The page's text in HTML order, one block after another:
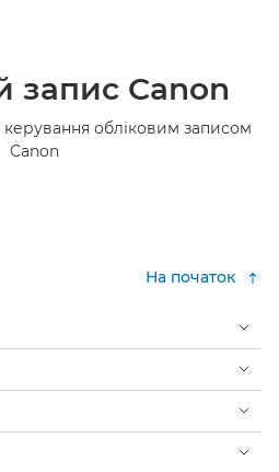
запис Canon
керування обліковим записом
Canon
На початок